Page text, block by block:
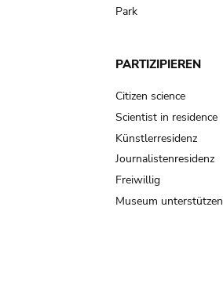
Park
PARTIZIPIEREN
Citizen science
Scientist in residence
Künstlerresidenz
Journalistenresidenz
Freiwillig
Museum unterstützen